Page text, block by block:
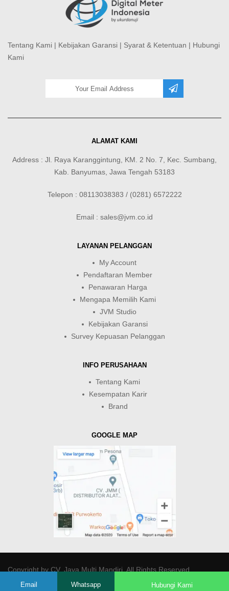
Tentang Kami | Kebijakan Garansi | Syarat & Ketentuan | Hubungi
Kami
ALAMAT KAMI
Address : Jl. Raya Karanggintung, KM. 2 No. 7, Kec. Sumbang,
Kab. Banyumas, Jawa Tengah 53183
Telepon : 08113038383 / (0281) 6572222
Email : sales@jvm.co.id
LAYANAN PELANGGAN
My Account
Pendaftaran Member
Penawaran Harga
Mengapa Memilih Kami
JVM Studio
Kebijakan Garansi
Survey Kepuasan Pelanggan
INFO PERUSAHAAN
Tentang Kami
Kesempatan Karir
Brand
GOOGLE MAP
Copyright byCV. Java Multi Mandiri. All Rights Reserved.
Email Whatsapp Hubungi Kami